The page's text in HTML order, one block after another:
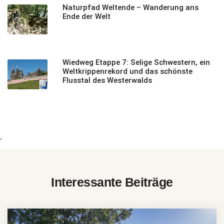
Naturpfad Weltende – Wanderung ans
Ende der Welt
Wiedweg Etappe 7: Selige Schwestern, ein
Weltkrippenrekord und das schönste
Flusstal des Westerwalds
`
Interessante Beiträge